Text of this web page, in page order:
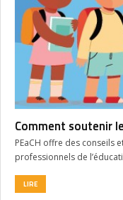
Comment soutenir
PEaCH offre des conseils
professionnels de
LIRE